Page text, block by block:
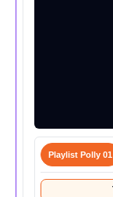
Playlist Polly 01